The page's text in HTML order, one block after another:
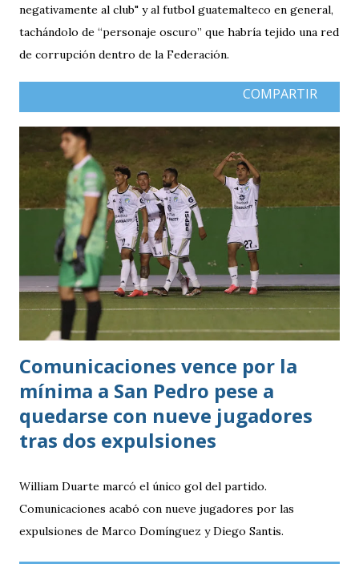
negativamente al club" y al futbol guatemalteco en general,
tachándolo de “personaje oscuro” que habría tejido una red
de corrupción dentro de la Federación.
COMPARTIR
Comunicaciones vence por la
mínima a San Pedro pese a
quedarse con nueve jugadores
tras dos expulsiones
William Duarte marcó el único gol del partido.
Comunicaciones acabó con nueve jugadores por las
expulsiones de Marco Domínguez y Diego Santis.